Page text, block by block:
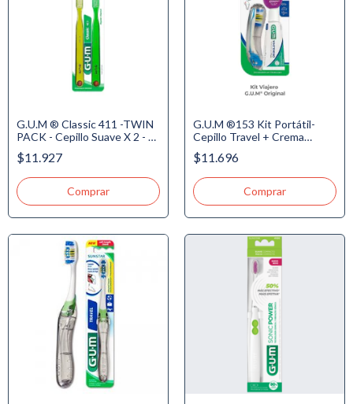
G.U.M ® Classic 411 -TWIN
PACK - Cepillo Suave X 2 - 4
Hileras - Normal - Domo. -
Precio Especial - 10% de Dto
$11.927
G.U.M ®153 Kit Portátil-
Cepillo Travel + Crema
Whitening 20gr. + Hilo
10.9m.
$11.696